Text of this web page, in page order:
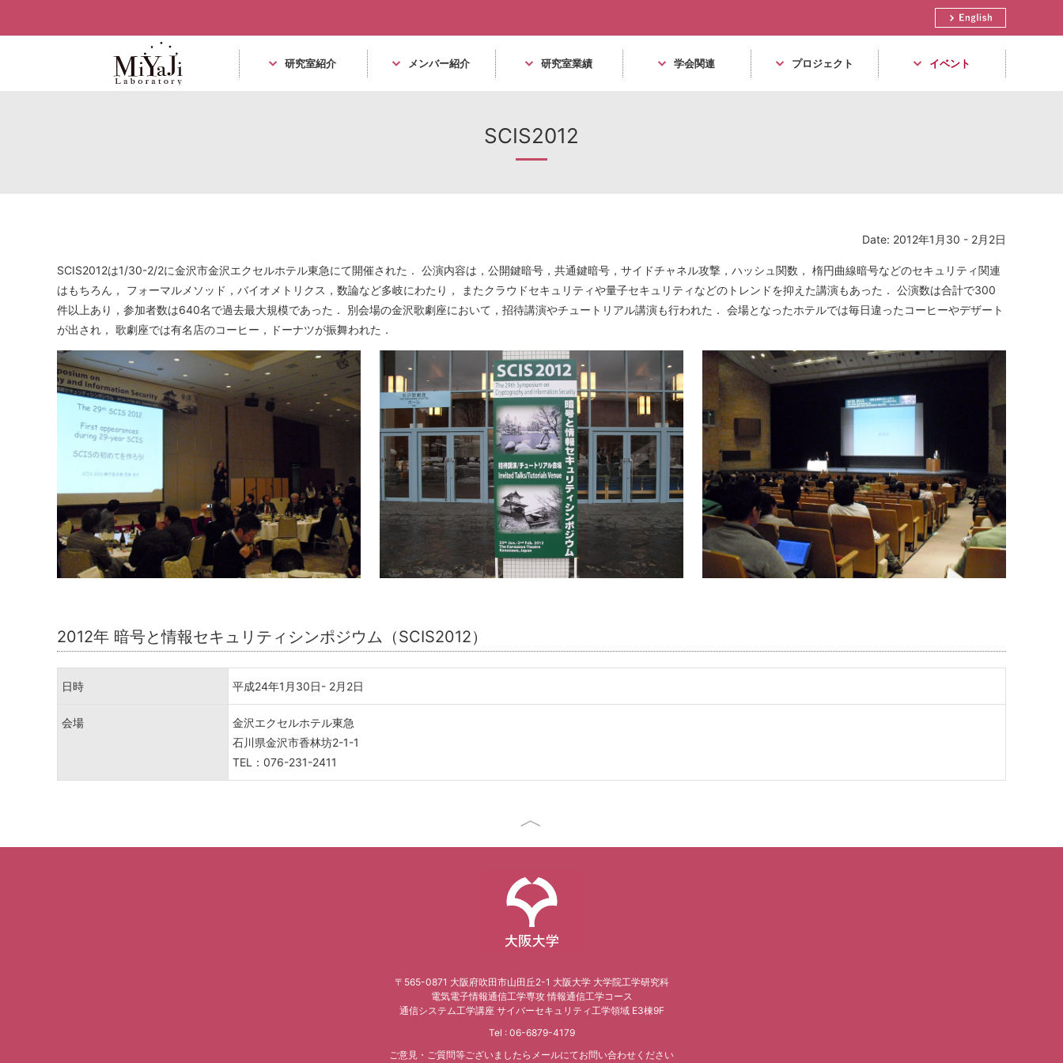
English
研究室紹介 メンバー紹介 研究室業績 学会関連 プロジェクト イベント
SCIS2012
Date: 2012年1月30 - 2月2日
SCIS2012は1/30-2/2に金沢市金沢エクセルホテル東急にて開催された． 公演内容は，公開鍵暗号，共通鍵暗号，サイドチャネル攻撃，ハッシュ関数， 楕円曲線暗号などのセキュリティ関連
はもちろん， フォーマルメソッド，バイオメトリクス，数論など多岐にわたり， またクラウドセキュリティや量子セキュリティなどのトレンドを抑えた講演もあった． 公演数は合計で300
件以上あり，参加者数は640名で過去最大規模であった． 別会場の金沢歌劇座において，招待講演やチュートリアル講演も行われた． 会場となったホテルでは毎日違ったコーヒーやデザート
が出され， 歌劇座では有名店のコーヒー，ドーナツが振舞われた．
2012年 暗号と情報セキュリティシンポジウム（SCIS2012）
日時 平成24年1月30日- 2月2日
会場
金沢エクセルホテル東急
石川県金沢市香林坊2-1-1
TEL：076-231-2411
〒565-0871 大阪府吹田市山田丘2-1 大阪大学 大学院工学研究科
電気電子情報通信工学専攻 情報通信工学コース
通信システム工学講座 サイバーセキュリティ工学領域 E3棟9F
Tel : 06-6879-4179
ご意見・ご質問等ございましたらメールにてお問い合わせください